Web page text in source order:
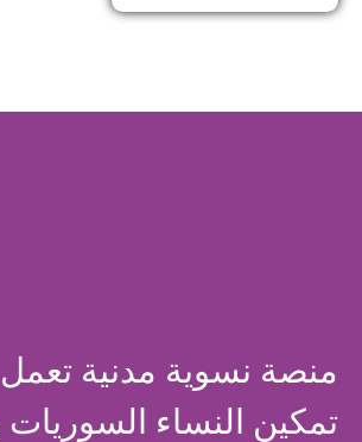
منصة نسوية مدنية
تمكين النساء السوريات